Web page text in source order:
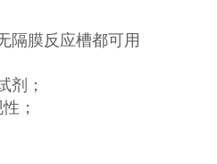
隔膜反应槽都可用
剂；
；